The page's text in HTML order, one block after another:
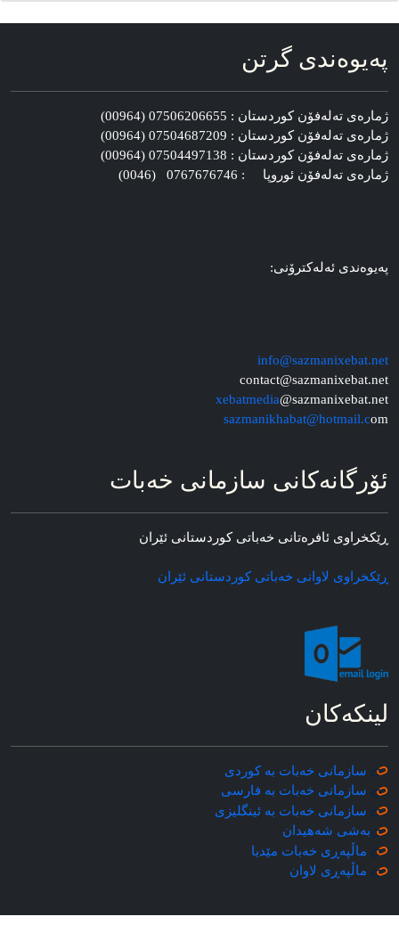
په‌یوه‌ندی گرتن
ژماره‌ی ته‌له‌فۆن کوردستان : 07506206655 (00964)
ژماره‌ی ته‌له‌فۆن کوردستان : 07504687209 (00964)
ژماره‌ی ته‌له‌فۆن کوردستان : 07504497138 (00964)
ژماره‌ی ته‌له‌فۆن ئوروپا : 0767676746 (0046)
په‌یوه‌ندی ئه‌له‌کترۆنی:
info@sazmanixebat.net
contact@sazmanixebat.net
xebatmedia@sazmanixebat.net
sazmanikhabat@hotmail.com
ئۆرگانه‌کانی سازمانی خه‌بات
ڕێکخراوی ئافره‌تانی خه‌باتی کوردستانی ئێران
ڕێکخراوی لاوانی خه‌باتی کوردستانی ئێران
لینکه‌کان
سازمانی خه‌بات به کوردی
سازمانی خه‌بات به فارسی
سازمانی خه‌بات به ئینگلیزی
به‌شی شه‌هیدان
ماڵپه‌ڕی خه‌بات مێدیا
ماڵپه‌ڕی لاوان